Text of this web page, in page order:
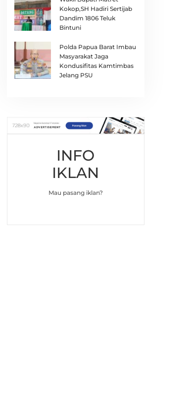
Kokop,SH Hadiri Sertijab
Dandim 1806 Teluk
Bintuni
Polda Papua Barat Imbau
Masyarakat Jaga
Kondusifitas Kamtimbas
Jelang PSU
INFO
IKLAN
Mau pasang iklan?